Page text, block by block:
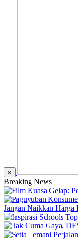
×
Breaking News
Jangan Naikkan Harga